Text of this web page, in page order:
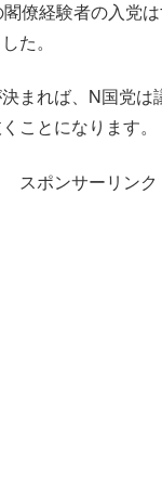
僚経験者の入党
た。
まれば、N国党は
ことになります。
スポンサーリンク